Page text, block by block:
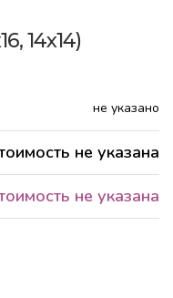
14х14)
не указано
не указана
не указана